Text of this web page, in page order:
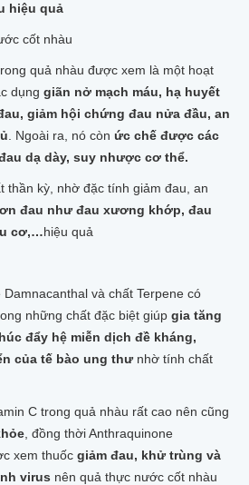
hiệu quả
quả nhàu được xem là một hoạt
dụng giãn nở mạch máu, hạ huyết
giảm hội chứng đau nửa đầu, an
. Ngoài ra, nó còn ức chế được các
dạ dày, suy nhược cơ thể.
thần kỳ, nhờ đặc tính giảm đau, an
đau như đau xương khớp, đau
cơ,…hiệu quả
và chất Terpene có
những chất đặc biệt giúp gia tăng
đẩy hệ miễn dịch đề kháng,
của tế bào ung thưnhờ tính chất
C trong quả nhàu rất cao nên cũng
, đồng thời Anthraquinone
xem thuốc giảm đau, khử trùng và
virus nên quả thực nước cốt nhàu